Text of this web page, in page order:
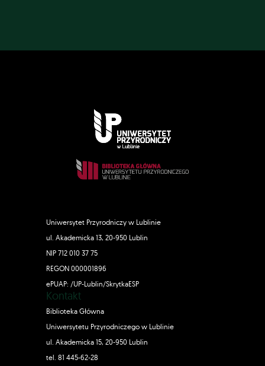
Uniwersytet Przyrodniczy w Lublinie
ul. Akademicka 13, 20-950 Lublin
NIP 712 010 37 75
REGON 000001896
ePUAP: /UP-Lublin/SkrytkaESP
Kontakt
Biblioteka Główna
Uniwersytetu Przyrodniczego w Lublinie
ul. Akademicka 15, 20-950 Lublin
tel. 81 445-62-28